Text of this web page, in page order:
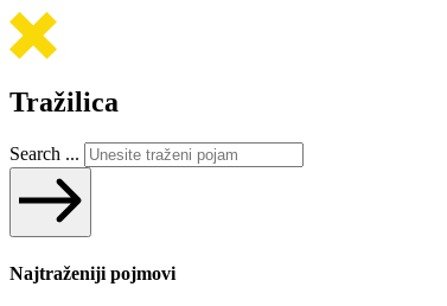
Tražilica
Search ...
Najtraženiji pojmovi